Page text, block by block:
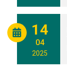
14
04
2025